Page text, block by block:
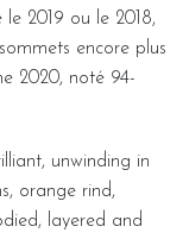
2019 ou le 2018,
encore plus
2020, noté 94-
unwinding in
orange rind,
layered and